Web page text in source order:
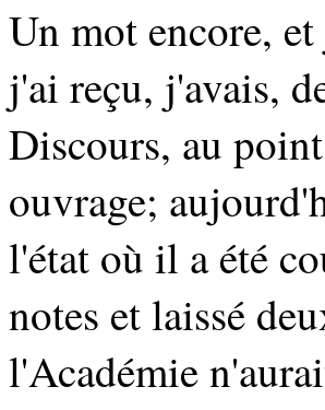
Un mot encore,
j'ai reçu, j'avais,
Discours, au
ouvrage;
l'état où il a été
notes et laissé
l'Académie